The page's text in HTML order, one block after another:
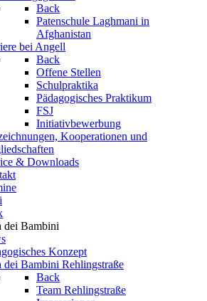
Back
Patenschule Laghmani in
Afghanistan
bei Angell
Back
Offene Stellen
Schulpraktika
Pädagogisches Praktikum
FSJ
Initiativbewerbung
Kooperationen und
& Downloads
dei Bambini
Konzept
dei Bambini Rehlingstraße
Back
Team Rehlingstraße